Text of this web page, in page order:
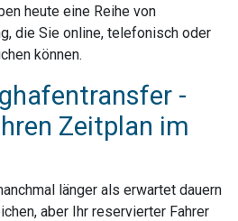
heute eine Reihe von
die Sie online, telefonisch oder
können.
-
Zeitplan im
länger als erwartet dauern
aber Ihr reservierter Fahrer